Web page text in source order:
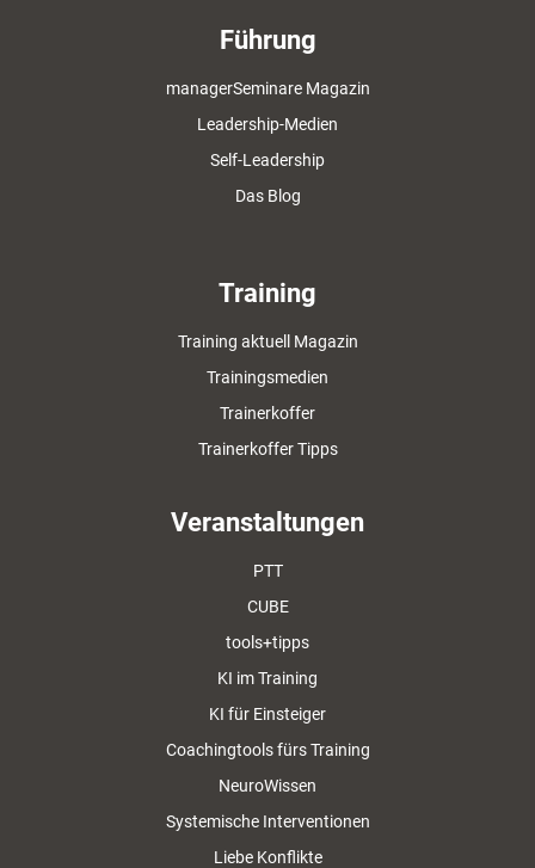
Führung
managerSeminare Magazin
Leadership-Medien
Self-Leadership
Das Blog
Training
Training aktuell Magazin
Trainingsmedien
Trainerkoffer
Trainerkoffer Tipps
Veranstaltungen
PTT
CUBE
tools+tipps
KI im Training
KI für Einsteiger
Coachingtools fürs Training
NeuroWissen
Systemische Interventionen
Liebe Konflikte